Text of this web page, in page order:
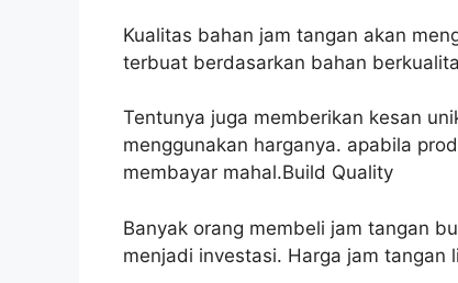
Kualitas bahan jam tangan akan
terbuat berdasarkan bahan
Tentunya juga memberikan kesan
menggunakan harganya. apabila
membayar mahal.Build Quality
Banyak orang membeli jam tangan
menjadi investasi. Harga jam